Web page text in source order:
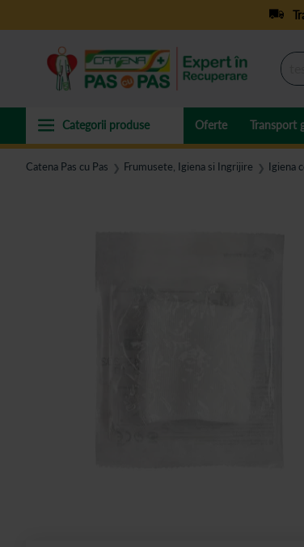
Oferte Transport
Catena Pas cu Pas ❯ Frumusete, Igiena si Ingrijire ❯ Igiena